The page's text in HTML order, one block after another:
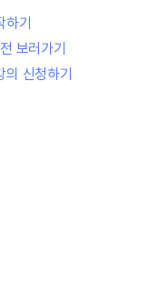
기
보러가기
신청하기